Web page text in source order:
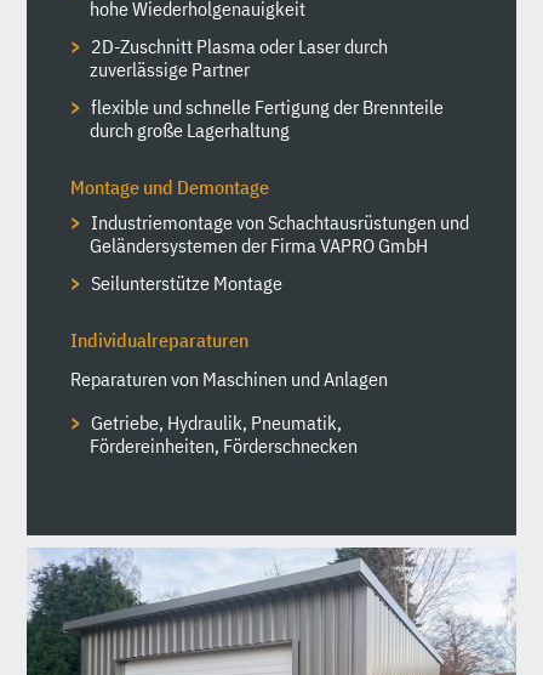
hohe Wiederholgenauigkeit
2D-Zuschnitt Plasma oder Laser durch
zuverlässige Partner
flexible und schnelle Fertigung der Brennteile
durch große Lagerhaltung
Montage und Demontage
Industrie­montage von Schacht­aus­rüstungen und
Geländer­systemen der Firma VAPRO GmbH
Seilunterstütze Montage
Individualreparaturen
Reparaturen von Maschinen und Anlagen
Getriebe, Hydraulik, Pneumatik,
Fördereinheiten, Förderschnecken